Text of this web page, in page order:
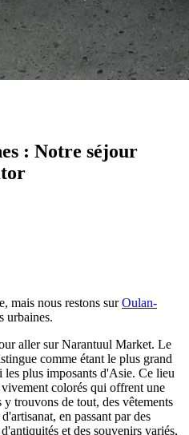
: Notre séjour
mais nous restons surOulan-
urbaines.
aller sur Narantuul Market. Le
comme étant le plus grand
plus imposants d'Asie. Ce lieu
colorés qui offrent une
trouvons de tout, des vêtements
en passant par des
et des souvenirs variés,